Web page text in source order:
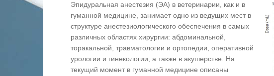
Эпидуральная анестезия (ЭА) в ветеринарии, как и в
гуманной медицине, занимает одно из ведущих мест в
структуре анестезиологического обеспечения в самых
различных областях хирургии: абдоминальной,
торакальной, травматологии и ортопедии, оперативной
урологии и гинекологии, а также в акушерстве. На
текущий момент в гуманной медицине описаны